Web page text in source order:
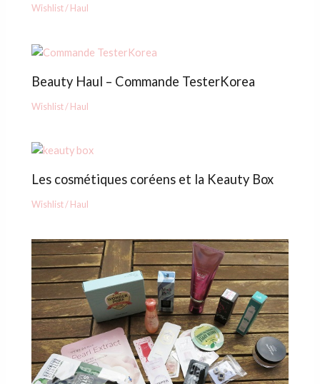
Wishlist / Haul
Beauty Haul – Commande TesterKorea
Wishlist / Haul
Les cosmétiques coréens et la Keauty Box
Wishlist / Haul